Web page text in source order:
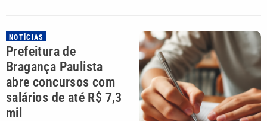
NOTÍCIAS
Prefeitura de
Bragança Paulista
abre concursos com
salários de até R$ 7,3
mil